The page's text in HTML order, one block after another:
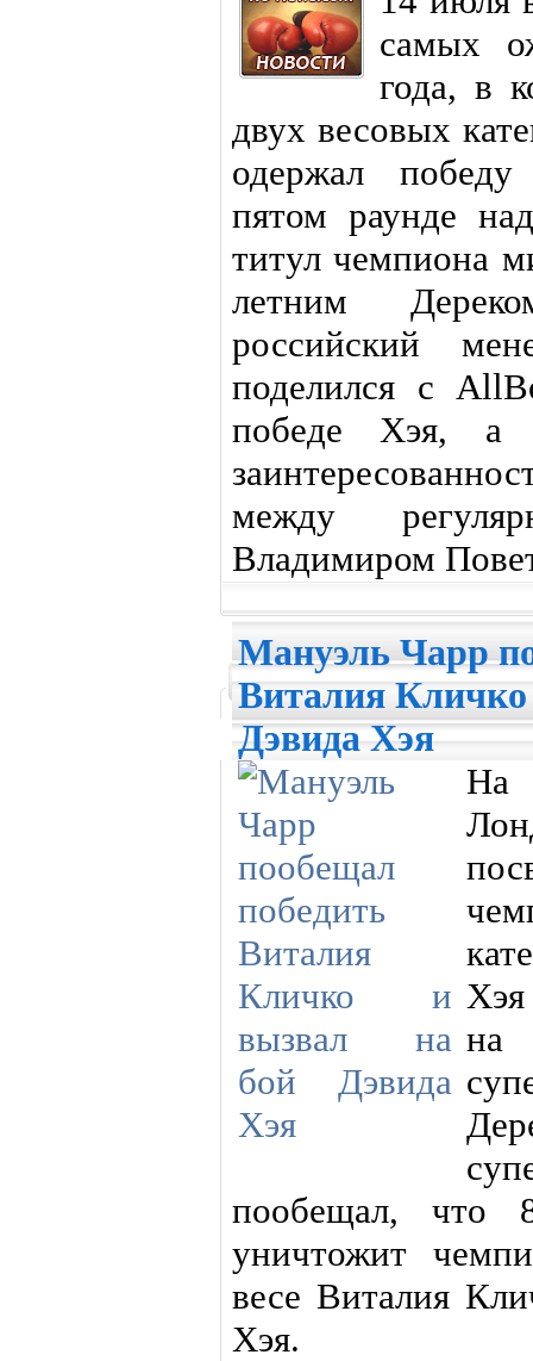
самых
года, в
двух весовых
одержал
пятом раунде
титул чемпиона
летним
российский
поделился с
победе Хэя, а
между
Владимиром
Мануэль Чарр
Виталия
Дэвида Хэя
На
на
пообещал, что
уничтожит
весе Виталия
Хэя.